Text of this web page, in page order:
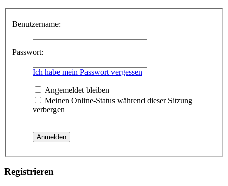
Benutzername:
Passwort:
Ich habe mein Passwort vergessen
Angemeldet bleiben
Meinen Online-Status während dieser Sitzung
verbergen
Registrieren